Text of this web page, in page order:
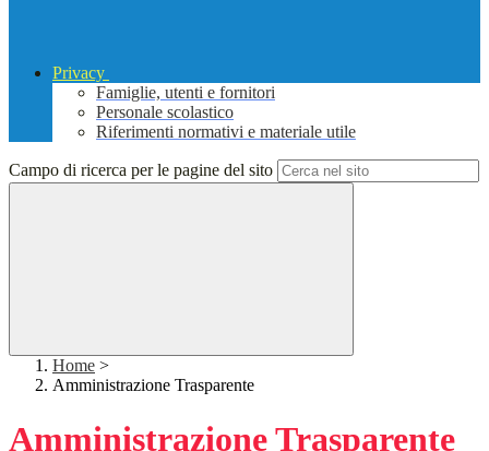
Privacy
Famiglie, utenti e fornitori
Personale scolastico
Riferimenti normativi e materiale utile
Campo di ricerca per le pagine del sito
Home >
Amministrazione Trasparente
Amministrazione Trasparente